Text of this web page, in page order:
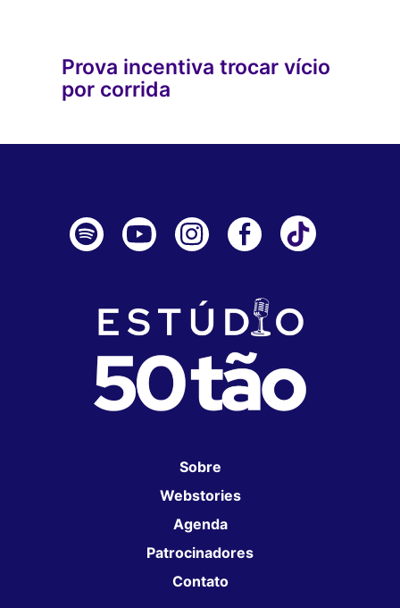
Prova incentiva trocar vício
por corrida
Sobre
Webstories
Agenda
Patrocinadores
Contato